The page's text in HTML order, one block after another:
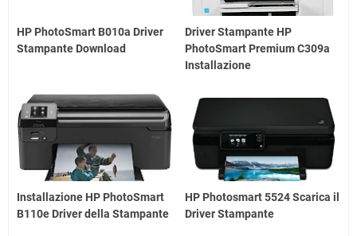
HP PhotoSmart B010a Driver
Stampante Download
Driver Stampante HP
PhotoSmart Premium C309a
Installazione
Installazione HP PhotoSmart
B110e Driver della Stampante
HP Photosmart 5524 Scarica il
Driver Stampante